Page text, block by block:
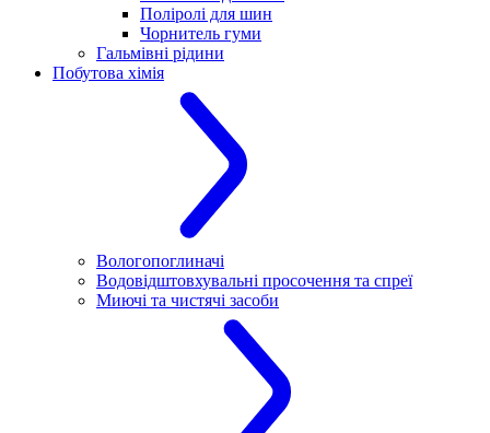
Поліролі для шин
Чорнитель гуми
Гальмівні рідини
Побутова хімія
Вологопоглиначі
Водовідштовхувальні просочення та спреї
Миючі та чистячі засоби